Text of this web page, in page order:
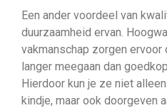
Een ander voordeel van
duurzaamheid ervan.
vakmanschap zorgen
langer meegaan dan
Hierdoor kun je ze niet
kindje, maar ook doorgeven